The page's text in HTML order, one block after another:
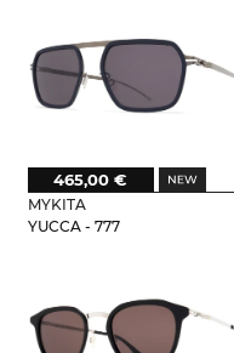
MYKITA
YUCCA - 777
465,00 €